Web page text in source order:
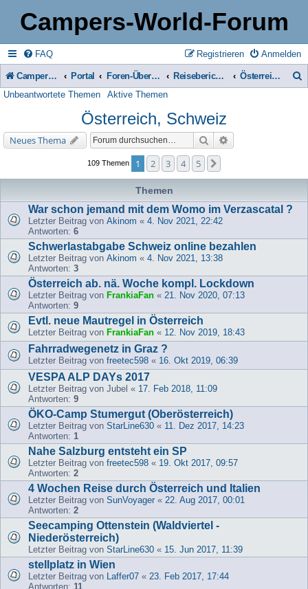
Campers-World-Forum
FAQ Anmelden
Registrieren
Campers-World-Forum Portal Foren-Übersicht Reiseberichte & Reisetipps, Stell- & Campingplätze Österreich, Schweiz
Unbeantwortete Themen Aktive Themen
Österreich, Schweiz
Neues Thema Suche
109 Themen 1 2 3 4 5
Themen
War schon jemand mit dem Womo im Verzascatal ?
Letzter Beitrag von Akinom « 4. Nov 2021, 22:42
Antworten: 6
Schwerlastabgabe Schweiz online bezahlen
Letzter Beitrag von Akinom « 4. Nov 2021, 13:38
Antworten: 3
Österreich ab. nä. Woche kompl. Lockdown
Letzter Beitrag von FrankiaFan « 21. Nov 2020, 07:13
Antworten: 9
Evtl. neue Mautregel in Österreich
Letzter Beitrag von FrankiaFan « 12. Nov 2019, 18:43
Fahrradwegenetz in Graz ?
Letzter Beitrag von freetec598 « 16. Okt 2019, 06:39
VESPA ALP DAYs 2017
Letzter Beitrag von Jubel « 17. Feb 2018, 11:09
Antworten: 9
ÖKO-Camp Stumergut (Oberösterreich)
Letzter Beitrag von StarLine630 « 11. Dez 2017, 14:23
Antworten: 1
Nahe Salzburg entsteht ein SP
Letzter Beitrag von freetec598 « 19. Okt 2017, 09:57
Antworten: 2
4 Wochen Reise durch Österreich und Italien
Letzter Beitrag von SunVoyager « 22. Aug 2017, 00:01
Antworten: 2
Seecamping Ottenstein (Waldviertel -
Niederösterreich)
Letzter Beitrag von StarLine630 « 15. Jun 2017, 11:39
stellplatz in Wien
Letzter Beitrag von Laffer07 « 23. Feb 2017, 17:44
Antworten: 11